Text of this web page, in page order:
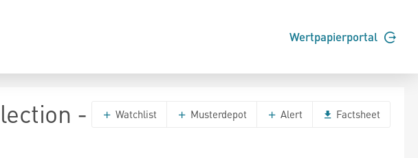
Wertpapierportal
- Watchlist Musterdepot Alert Factsheet